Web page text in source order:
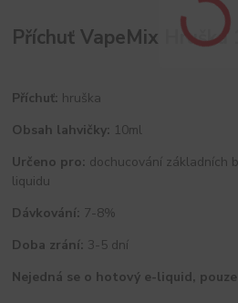
Příchuť VapeMix Hruška
Příchuť: hruška
Obsah lahvičky: 10ml
Určeno pro: dochucování základních
liquidu
Dávkování: 7-8%
Doba zrání: 3-5 dní
Nejedná se o hotový e-liquid,